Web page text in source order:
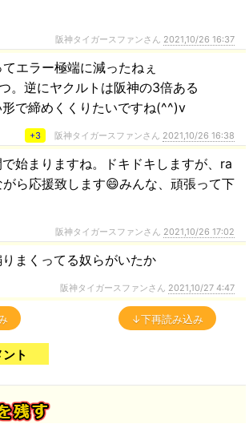
阪神タイガースファンさん 2021,10/26 16:37
エラー極端に減ったねぇ
。逆にヤクルトは阪神の3倍ある
で締めくくりたいですね(^^)v
+3 阪神タイガースファンさん 2021,10/26 16:38
始まりますね。ドキドキしますが、ra
ら応援致します😄みんな、頑張って下
阪神タイガースファンさん 2021,10/26 17:02
まくってる奴らがいたか
阪神タイガースファンさん 2021,10/27 4:47
↓下再読み込み
ト